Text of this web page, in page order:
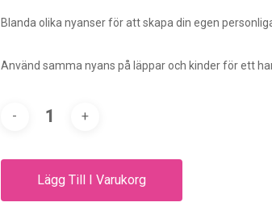
Blanda olika nyanser för att skapa din egen
Använd samma nyans på läppar och kinder för ett
Lägg Till I Varukorg